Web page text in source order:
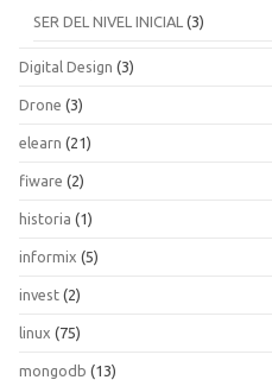
SER DEL NIVEL INICIAL (3)
Digital Design (3)
Drone (3)
elearn (21)
fiware (2)
historia (1)
informix (5)
invest (2)
linux (75)
mongodb (13)